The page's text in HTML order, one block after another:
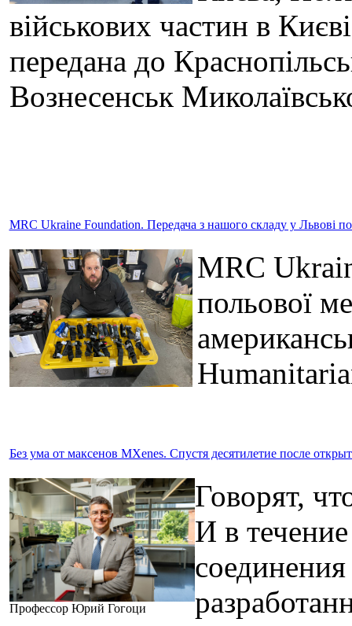
військових частин в
передана до
Вознесенськ
MRC Ukraine Foundation. Передача з нашого складу у Львові
MRC
польової
Без ума от максенов MXenes. Спустя десятилетие после
Профессор Юрий Гогоци
Говорят,
И в